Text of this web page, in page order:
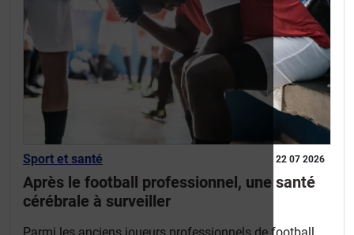
22 07 2026
Sport et santé
Après le football professionnel, une santé
cérébrale à surveiller